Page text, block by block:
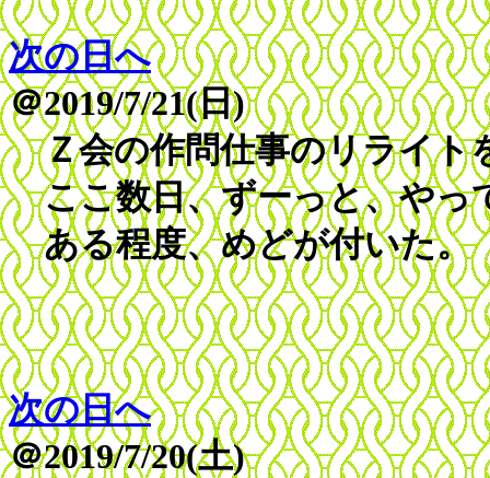
次の日へ
＠2019/7/21(日)
Ｚ会の作問仕事のリライト
ここ数日、ずーっと、やっ
ある程度、めどが付いた。
次の日へ
＠2019/7/20(土)